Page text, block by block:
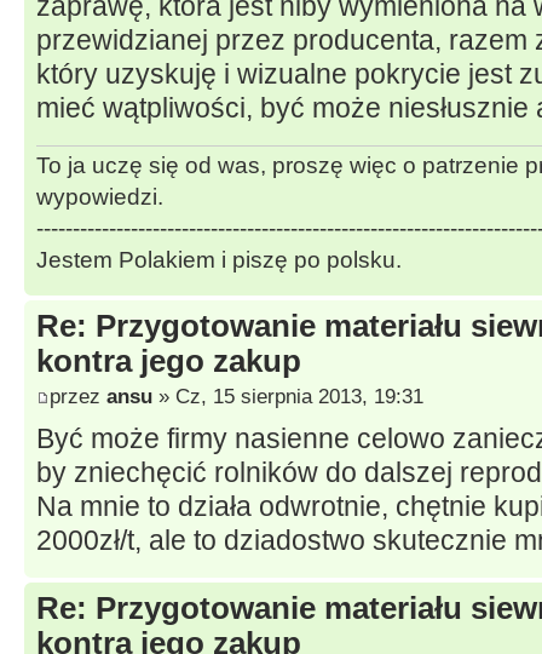
przewidzianej przez producenta, razem
który uzyskuję i wizualne pokrycie jest
mieć wątpliwości, być może
To ja uczę się od was, proszę więc o patrzenie
wypowiedzi.
Jestem Polakiem i piszę po polsku.
Re: Przygotowanie materiału
kontra jego zakup
przez ansu » Cz, 15 sierpnia 2013, 19:31
Być może firmy nasienne celowo
by zniechęcić rolników do dalszej
Na mnie to działa odwrotnie, chętnie
2000zł/t, ale to dziadostwo skutecznie
Re: Przygotowanie materiału
kontra jego zakup